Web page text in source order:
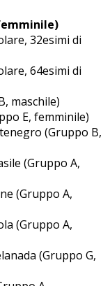
32esimi di
64esimi di
maschile)
E, femminile)
(Gruppo B,
(Gruppo A,
(Gruppo A,
(Gruppo A,
(Gruppo G,